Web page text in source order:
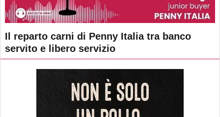
Il reparto carni di Penny Italia tra banco
servito e libero servizio